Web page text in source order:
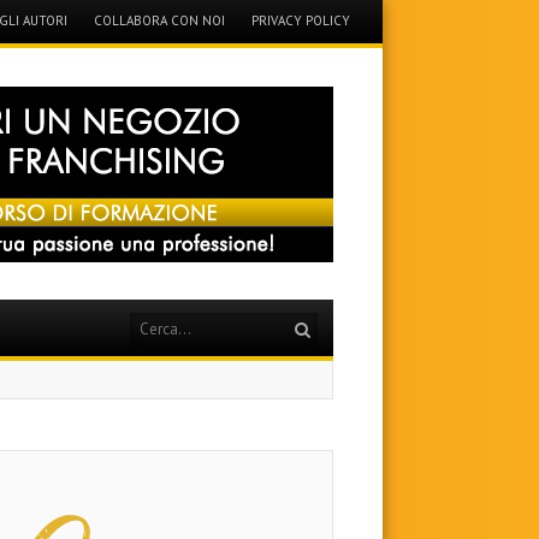
GLI AUTORI COLLABORA CON NOI PRIVACY POLICY
Search